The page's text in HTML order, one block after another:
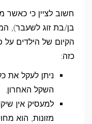
חשוב לציין כי כאשר
בן/בת זוג לשעבר),
הקיום של הילדים על
כזה:
ניתן לעקל את
השקל האחרון.
למעסיק אין
מזונות, הוא